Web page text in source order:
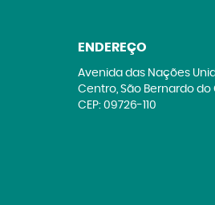
ENDEREÇO
Avenida das Nações
Centro, São Bernardo
CEP: 09726-110